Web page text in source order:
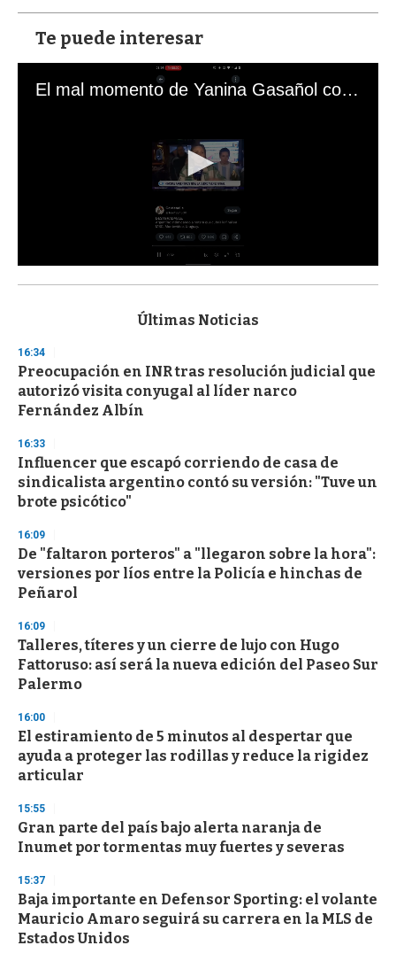
Te puede interesar
El mal momento de Yanina Gasañol con un hincha argentino en "Subrayado"
s
d
s
o
f
3
s
e
c
o
n
Últimas Noticias
16:34
Preocupación en INR tras resolución judicial que
autorizó visita conyugal al líder narco
Fernández Albín
16:33
Influencer que escapó corriendo de casa de
sindicalista argentino contó su versión: "Tuve un
brote psicótico"
16:09
De "faltaron porteros" a "llegaron sobre la hora":
versiones por líos entre la Policía e hinchas de
Peñarol
16:09
Talleres, títeres y un cierre de lujo con Hugo
Fattoruso: así será la nueva edición del Paseo Sur
Palermo
16:00
El estiramiento de 5 minutos al despertar que
ayuda a proteger las rodillas y reduce la rigidez
articular
15:55
Gran parte del país bajo alerta naranja de
Inumet por tormentas muy fuertes y severas
15:37
Baja importante en Defensor Sporting: el volante
Mauricio Amaro seguirá su carrera en la MLS de
Estados Unidos